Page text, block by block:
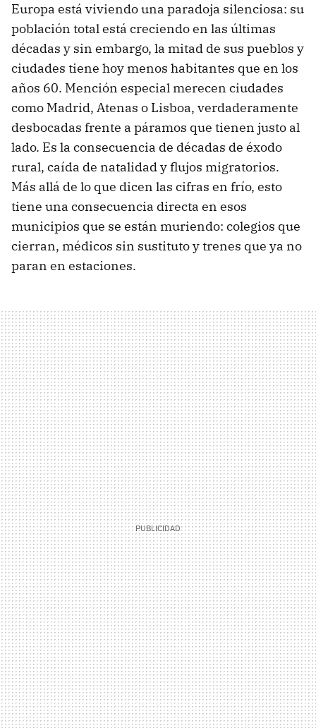
Europa está viviendo una paradoja silenciosa: su
población total está creciendo en las últimas
décadas y sin embargo, la mitad de sus pueblos y
ciudades tiene hoy menos habitantes que en los
años 60. Mención especial merecen ciudades
como Madrid, Atenas o Lisboa, verdaderamente
desbocadas frente a páramos que tienen justo al
lado. Es la consecuencia de décadas de éxodo
rural, caída de natalidad y flujos migratorios.
Más allá de lo que dicen las cifras en frío, esto
tiene una consecuencia directa en esos
municipios que se están muriendo: colegios que
cierran, médicos sin sustituto y trenes que ya no
paran en estaciones.